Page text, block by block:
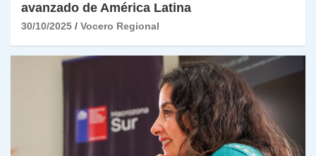
avanzado de América Latina
30/10/2025 Vocero Regional